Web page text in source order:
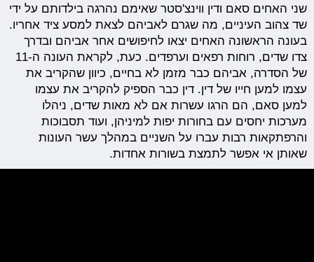
שני האחים סאם ודין ווינצ'סטר שאימם נהרגה בילדותם על ידי
שד צהוב העיניים, מה שגרם לאביהם לצאת למסע ציד אחריו.
בעונה הראשונה האחים יצאו לחיפושים אחר אביהם ובדרך
צדו שדים, רוחות רפאים וערפדים. כעת, לקראת העונה ה-11
של הסדרה, אביהם כבר מזמן לא בחיים, כיוון שהקריב את
עצמו למען חייו של דין. דין כבר הספיק להקריב את עצמו
למען סאם, הם הרגו עשרות אם לא מאות שדים, ניהלו
מערכות יחסים עם בחורות יפות למיניהן, ועוד תסבוכות
והרפתקאות רבות עברו על השניים במהלך עשר העונות
שאותן אי אפשר לתמצת בשורות אחדות.